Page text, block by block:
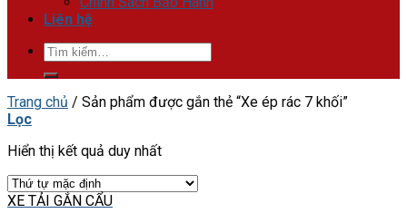
Liên hệ
Tìm
kiếm:
Trang chủ / Sản phẩm được gắn thẻ “Xe ép rác 7 khối”
Lọc
Hiển thị kết quả duy nhất
XE TẢI GẮN CẨU